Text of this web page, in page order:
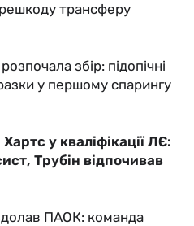
трансферу
збір: підопічні
у першому спарингу
у кваліфікації ЛЄ:
Трубін відпочивав
ПАОК: команда